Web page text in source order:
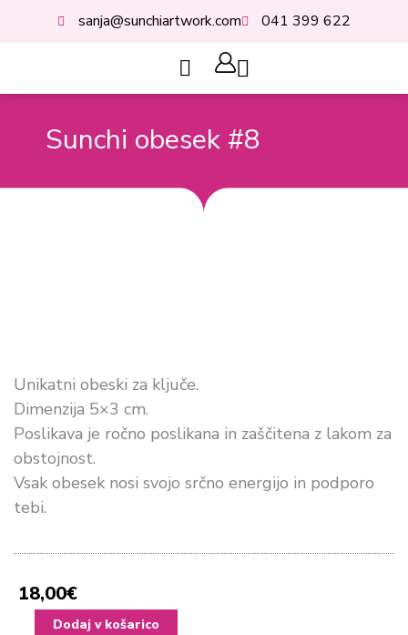
sanja@sunchiartwork.com 041 399 622
Cart
Sunchi obesek #8
Unikatni obeski za ključe.
Dimenzija 5×3 cm.
Poslikava je ročno poslikana in zaščitena z lakom za
obstojnost.
Vsak obesek nosi svojo srčno energijo in podporo
tebi.
18,00€
SunchiDodaj v košarico